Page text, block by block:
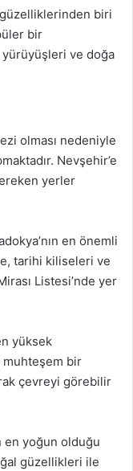
biri
bir
yürüyüşleri ve doğa
olması nedeniyle
Nevşehir’e
yerler
en önemli
tarihi kiliseleri ve
Listesi’nde yer
yüksek
muhteşem bir
çevreyi görebilir
en yoğun olduğu
güzellikleri ile